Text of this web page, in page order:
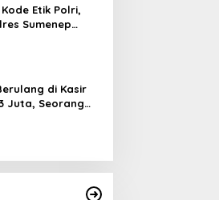
Etik Polri,
Sumenep
di Kasir
Juta, Seorang
Tim